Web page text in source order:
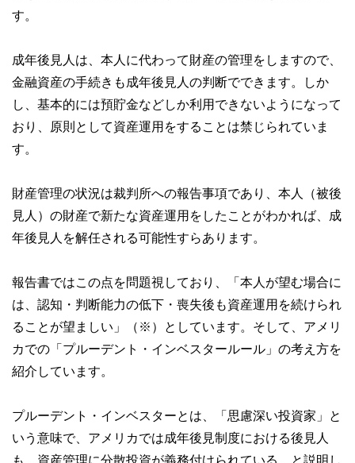
す。
成年後見人は、本人に代わって財産の管理をしますので、
金融資産の手続きも成年後見人の判断でできます。しか
し、基本的には預貯金などしか利用できないようになって
おり、原則として資産運用をすることは禁じられていま
す。
財産管理の状況は裁判所への報告事項であり、本人（被後
見人）の財産で新たな資産運用をしたことがわかれば、成
年後見人を解任される可能性すらあります。
報告書ではこの点を問題視しており、「本人が望む場合に
は、認知・判断能力の低下・喪失後も資産運用を続けられ
ることが望ましい」（※）としています。そして、アメリ
カでの「プルーデント・インベスタールール」の考え方を
紹介しています。
プルーデント・インベスターとは、「思慮深い投資家」と
いう意味で、アメリカでは成年後見制度における後見人
も、資産管理に分散投資が義務付けられている、と説明し